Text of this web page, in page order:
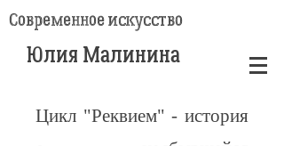
Современное искусство
Юлия Малинина
Цикл "Реквием" - история